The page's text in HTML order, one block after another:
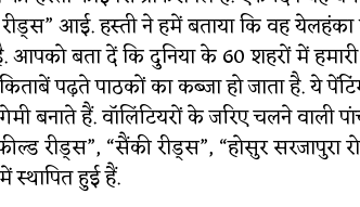
आई. हस्ती ने हमें बताया कि वह
आपको बता दें कि दुनिया के 60 शहरों में
पढ़ते पाठकों का कब्जा हो जाता है. ये
बनाते हैं. वॉलिंटियरों के जरिए चलने वाली
रीड्स”, “सैंकी रीड्स”, “होसुर सरजापुरा
हुई हैं.